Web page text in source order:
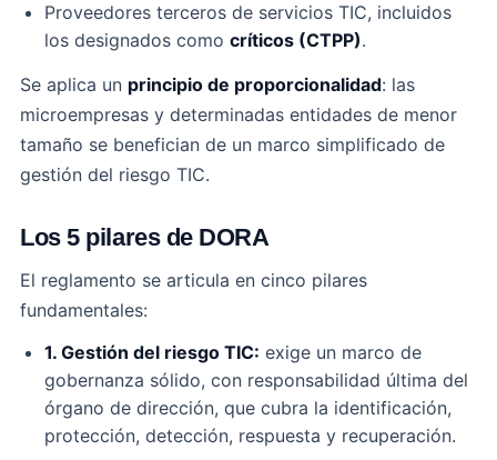
Proveedores terceros de servicios TIC, incluidos
los designados como críticos (CTPP).
Se aplica un principio de proporcionalidad: las
microempresas y determinadas entidades de menor
tamaño se benefician de un marco simplificado de
gestión del riesgo TIC.
Los 5 pilares de DORA
El reglamento se articula en cinco pilares
fundamentales:
1. Gestión del riesgo TIC: exige un marco de
gobernanza sólido, con responsabilidad última del
órgano de dirección, que cubra la identificación,
protección, detección, respuesta y recuperación.